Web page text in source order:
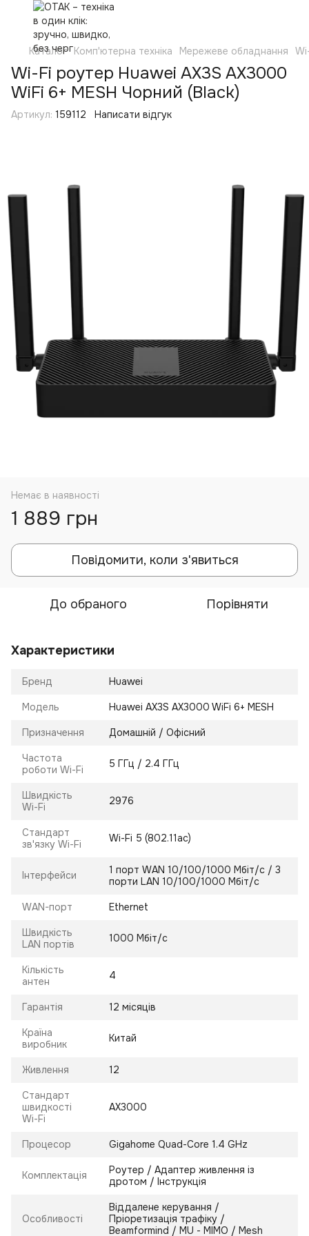
Каталог Комп'ютерна техніка Мережеве обладнання
Wi-Fi роутер Huawei AX3S AX3000
WiFi 6+ MESH Чорний (Black)
Артикул: 159112 Написати відгук
Немає в наявності
1 889 грн
Повідомити, коли з'явиться
До обраного Порівняти
Характеристики
Бренд Huawei
Модель Huawei AX3S AX3000 WiFi 6+ MESH
Призначення Домашній / Офісний
Частота
роботи Wi-Fi
5 ГГц / 2.4 ГГц
Швидкість
Wi-Fi
2976
Стандарт
зв'язку Wi-Fi
Wi-Fi 5 (802.11ac)
Інтерфейси
1 порт WAN 10/100/1000 Мбіт/с / 3
порти LAN 10/100/1000 Мбіт/с
WAN-порт Ethernet
Швидкість
LAN портів
1000 Мбіт/с
Кількість
антен
4
Гарантія 12 місяців
Країна
виробник
Китай
Живлення 12
Стандарт
швидкості
Wi-Fi
AX3000
Процесор Gigahome Quad-Core 1.4 GHz
Комплектація
Роутер / Адаптер живлення із
дротом / Інструкція
Особливості
Віддалене керування /
Пріоретизація трафіку /
Beamformind / MU - MIMO / Mesh